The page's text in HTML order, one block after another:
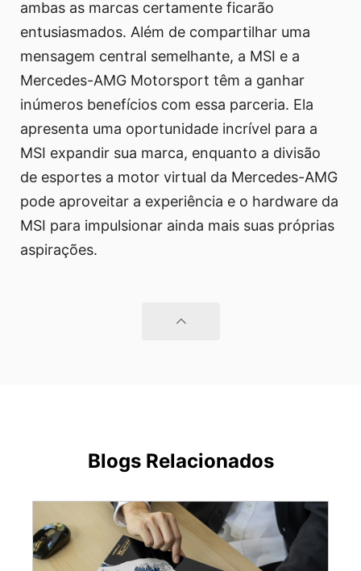
ambas as marcas certamente ficarão
entusiasmados. Além de compartilhar uma
mensagem central semelhante, a MSI e a
Mercedes-AMG Motorsport têm a ganhar
inúmeros benefícios com essa parceria. Ela
apresenta uma oportunidade incrível para a
MSI expandir sua marca, enquanto a divisão
de esportes a motor virtual da Mercedes-AMG
pode aproveitar a experiência e o hardware da
MSI para impulsionar ainda mais suas próprias
aspirações.
Blogs Relacionados